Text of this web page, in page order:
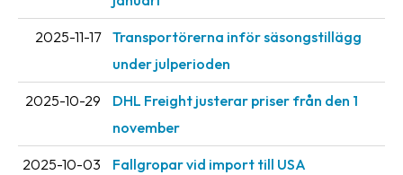
2025-11-17 Transportörerna inför säsongstillägg
under julperioden
2025-10-29
DHL Freight justerar priser från den 1
november
2025-10-03 Fallgropar vid import till USA